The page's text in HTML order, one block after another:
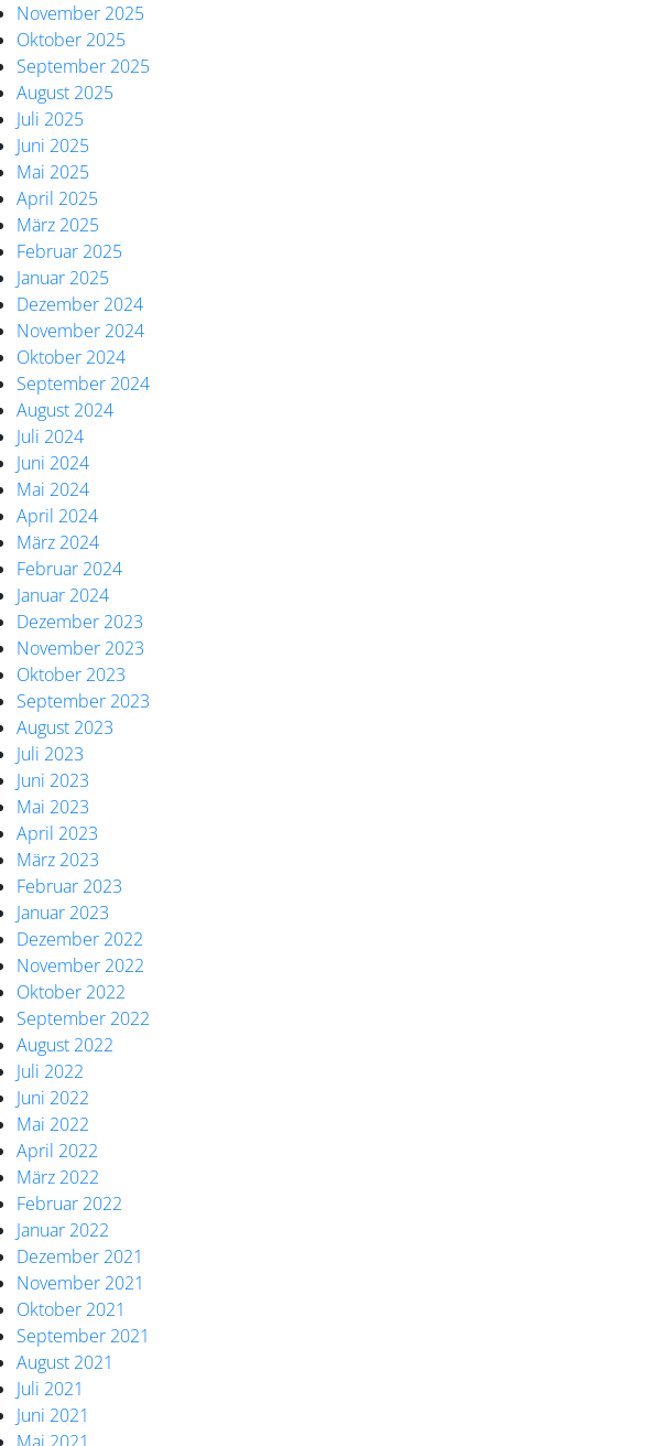
November 2025
Oktober 2025
September 2025
August 2025
Juli 2025
Juni 2025
Mai 2025
April 2025
März 2025
Februar 2025
Januar 2025
Dezember 2024
November 2024
Oktober 2024
September 2024
August 2024
Juli 2024
Juni 2024
Mai 2024
April 2024
März 2024
Februar 2024
Januar 2024
Dezember 2023
November 2023
Oktober 2023
September 2023
August 2023
Juli 2023
Juni 2023
Mai 2023
April 2023
März 2023
Februar 2023
Januar 2023
Dezember 2022
November 2022
Oktober 2022
September 2022
August 2022
Juli 2022
Juni 2022
Mai 2022
April 2022
März 2022
Februar 2022
Januar 2022
Dezember 2021
November 2021
Oktober 2021
September 2021
August 2021
Juli 2021
Juni 2021